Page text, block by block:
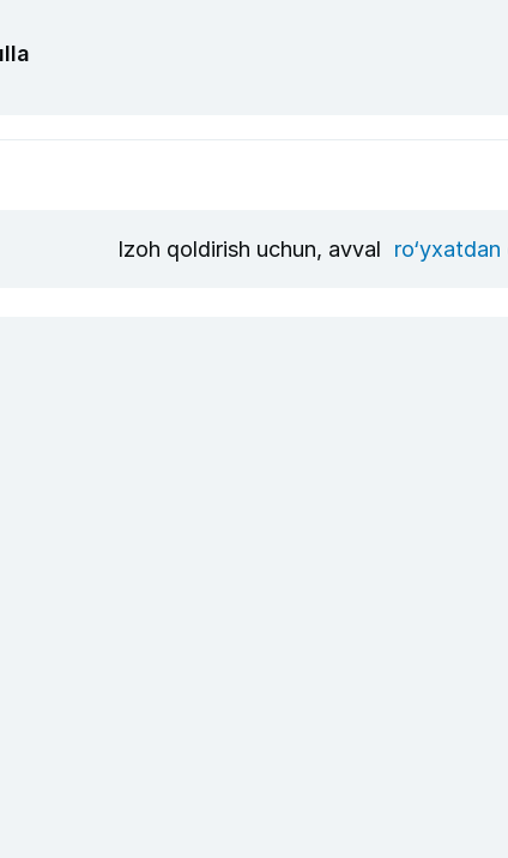
Izoh qoldirish uchun, avval ro‘yxatdan